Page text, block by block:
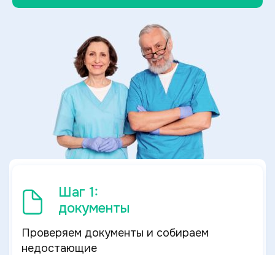
Шаг 1:
документы
Проверяем документы и собираем
недостающие